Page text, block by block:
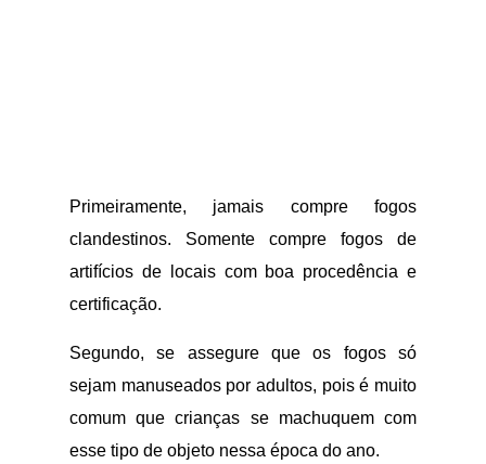
Primeiramente, jamais compre fogos
clandestinos. Somente compre fogos de
artifícios de locais com boa procedência e
certificação.
Segundo, se assegure que os fogos só
sejam manuseados por adultos, pois é muito
comum que crianças se machuquem com
esse tipo de objeto nessa época do ano.